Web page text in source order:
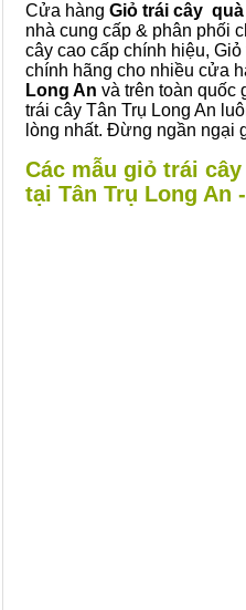
Cửa hàng Giỏ trái cây
nhà cung cấp & phân phối
cây cao cấp chính hiệu,
chính hãng cho nhiều cửa
Long An và trên toàn quốc
trái cây Tân Trụ Long An
lòng nhất. Đừng ngần ngại
Các mẫu giỏ trái
tại Tân Trụ Long An